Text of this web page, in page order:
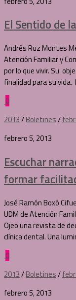
El Sentido de
Andrés Ruz Montes
Atención Familiar y
por lo que vivir. Su
finalidad para su vida.
0
2013/Boletines/
febrero 5, 2013
Escuchar
formar
José Ramón Boxó
UDM de Atención
Ojeo una revista de
clínica dental. Una
0
2013/Boletines/
febrero 5, 2013